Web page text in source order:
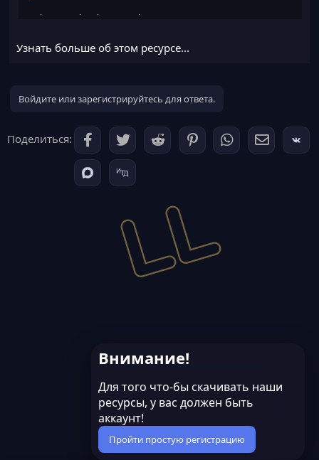
1. Timmy Hub - Timmy_Hub.txt
· Проверенный временем хаб с стабильной работой
· Оптимальный баланс функций и производительности
2. Moon Hub - Moon_Hub.txt
· Расширенные возможности для кражи и PvP
· Интуитивный интерфейс...
Узнать больше об этом ресурсе...
Войдите или зарегистрируйтесь для ответа.
Поделиться:
Внимание!
Для того что-бы скачивать наши
ресурсы, у вас должен быть
аккаунт!
Пройти простую регистрацию